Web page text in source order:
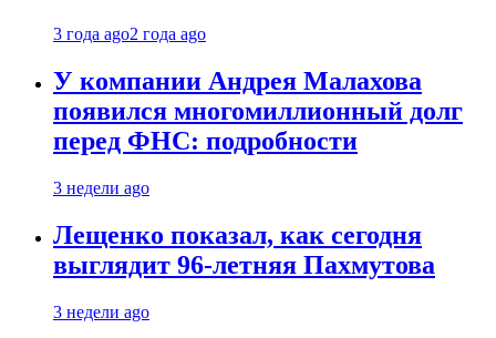
3 года ago2 года ago
У компании Андрея Малахова
появился многомиллионный долг
перед ФНС: подробности
3 недели ago
Лещенко показал, как сегодня
выглядит 96-летняя Пахмутова
3 недели ago